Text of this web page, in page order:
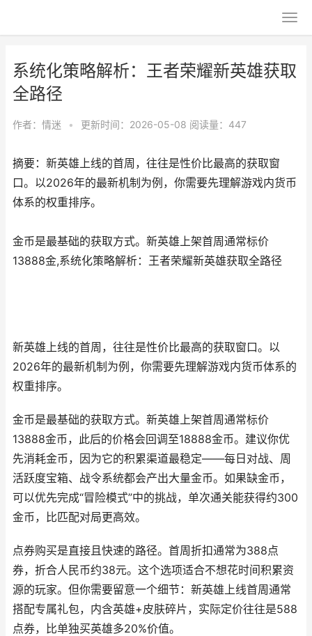
系统化策略解析：王者荣耀新英雄获取
全路径
作者： 情迷 • 更新时间：2026-05-08 阅读量：447
摘要：新英雄上线的首周，往往是性价比最高的获取窗
口。以2026年的最新机制为例，你需要先理解游戏内货币
体系的权重排序。
金币是最基础的获取方式。新英雄上架首周通常标价
13888金,系统化策略解析：王者荣耀新英雄获取全路径
新英雄上线的首周，往往是性价比最高的获取窗口。以
2026年的最新机制为例，你需要先理解游戏内货币体系的
权重排序。
金币是最基础的获取方式。新英雄上架首周通常标价
13888金币，此后的价格会回调至18888金币。建议你优
先消耗金币，因为它的积累渠道最稳定——每日对战、周
活跃度宝箱、战令系统都会产出大量金币。如果缺金币，
可以优先完成“冒险模式”中的挑战，单次通关能获得约300
金币，比匹配对局更高效。
点券购买是直接且快速的路径。首周折扣通常为388点
券，折合人民币约38元。这个选项适合不想花时间积累资
源的玩家。但你需要留意一个细节：新英雄上线首周通常
搭配专属礼包，内含英雄+皮肤碎片，实际定价往往是588
点券，比单独买英雄多20%价值。